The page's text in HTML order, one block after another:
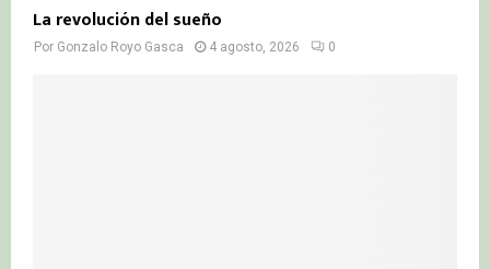
La revolución del sueño
Por Gonzalo Royo Gasca 4 agosto, 2026 0